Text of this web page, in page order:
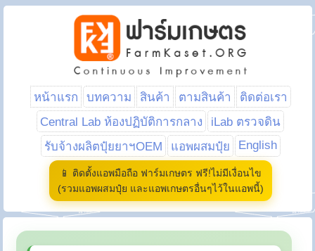
หน้าแรก บทความ สินค้า ตามสินค้า
ติดต่อเรา
Central Lab ห้องปฏิบัติการกลาง
iLab ตรวจดิน
รับจ้างผลิตปุ๋ยยาฯOEM
แอพผสมปุ๋ย English
📱 ติดตั้งแอพมือถือ ฟาร์มเกษตร ฟรี!ไม่มีเงื่อนไข
(รวมแอพผสมปุ๋ย และแอพเกษตรอื่นๆไว้ในแอพนี้)